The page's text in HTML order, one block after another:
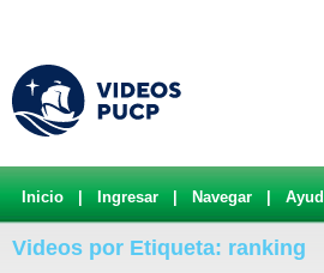
Inicio Ingresar Navegar
Videos por Etiqueta: ranking